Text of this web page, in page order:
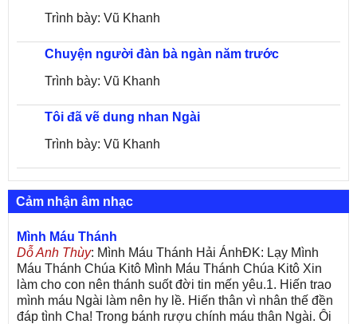
Trình bày: Vũ Khanh
Chuyện người đàn bà ngàn năm trước
Trình bày: Vũ Khanh
Tôi đã vẽ dung nhan Ngài
Trình bày: Vũ Khanh
Cảm nhận âm nhạc
Mình Máu Thánh
Dỗ Anh Thùy: Mình Máu Thánh Hải ÁnhĐK: Lạy Mình
Máu Thánh Chúa Kitô Mình Máu Thánh Chúa Kitô Xin
làm cho con nên thánh suốt đời tin mến yêu.1. Hiến trao
mình máu Ngài làm nên hy lề. Hiến thân vì nhân thế đền
đáp tình Cha! Trong bánh rượu chính máu thân Ngài. Ôi